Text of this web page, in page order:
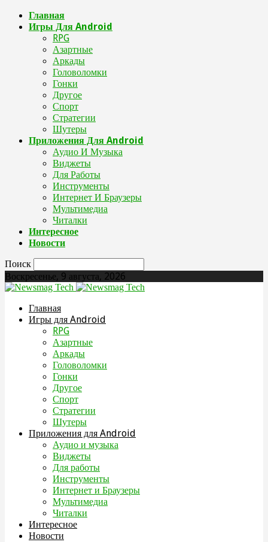
Главная
Игры Для Android
RPG
Азартные
Аркады
Головоломки
Гонки
Другое
Спорт
Стратегии
Шутеры
Приложения Для Android
Аудио И Музыка
Виджеты
Для Работы
Инструменты
Интернет И Браузеры
Мультимедиа
Читалки
Интересное
Новости
Поиск
Воскресенье, 9 августа, 2026
Главная
Игры для Android
RPG
Азартные
Аркады
Головоломки
Гонки
Другое
Спорт
Стратегии
Шутеры
Приложения для Android
Аудио и музыка
Виджеты
Для работы
Инструменты
Интернет и Браузеры
Мультимедиа
Читалки
Интересное
Новости